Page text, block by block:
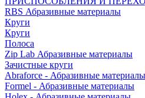
RBS Абразивные материалы
Круги
Круги
Полоса
Zip Lab Абразивные материалы
Зачистные круги
Abraforce - Абразивные материалы
Formel - Абразивные материалы